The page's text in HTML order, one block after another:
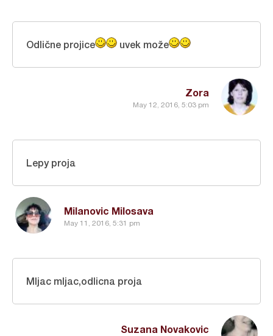
Zora
May 12, 2016, 5:03 pm
Odlične projice uvek može
Milanovic Milosava
May 11, 2016, 5:31 pm
Lepy proja
Suzana Novakovic
Mljac mljac,odlicna proja